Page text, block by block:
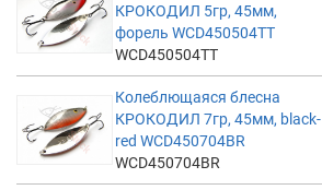
КРОКОДИЛ 5гр, 45мм,
форель WCD450504TT
WCD450504TT
Колеблющаяся блесна
КРОКОДИЛ 7гр, 45мм, black-
red WCD450704BR
WCD450704BR